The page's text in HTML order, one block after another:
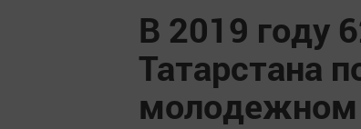
В 2019 году
Татарстана